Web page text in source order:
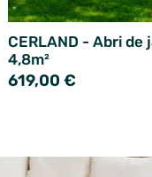
CERLAND - Abri de
4,8m²
619,00 €